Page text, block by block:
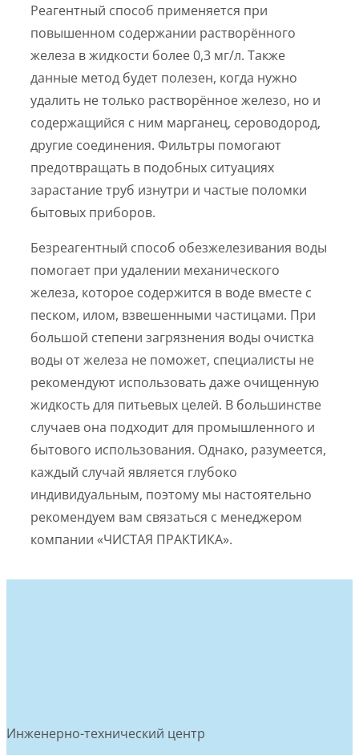
Реагентный способ применяется при
повышенном содержании растворённого
железа в жидкости более 0,3 мг/л. Также
данные метод будет полезен, когда нужно
удалить не только растворённое железо, но и
содержащийся с ним марганец, сероводород,
другие соединения. Фильтры помогают
предотвращать в подобных ситуациях
зарастание труб изнутри и частые поломки
бытовых приборов.
Безреагентный способ обезжелезивания воды
помогает при удалении механического
железа, которое содержится в воде вместе с
песком, илом, взвешенными частицами. При
большой степени загрязнения воды очистка
воды от железа не поможет, специалисты не
рекомендуют использовать даже очищенную
жидкость для питьевых целей. В большинстве
случаев она подходит для промышленного и
бытового использования. Однако, разумеется,
каждый случай является глубоко
индивидуальным, поэтому мы настоятельно
рекомендуем вам связаться с менеджером
компании «ЧИСТАЯ ПРАКТИКА».
Инженерно-технический центр